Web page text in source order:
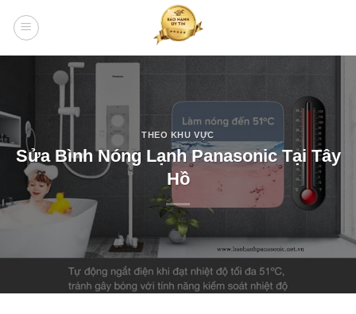
THEO KHU VỰC
Sửa Bình Nóng Lạnh Panasonic Tại Tây
Hồ